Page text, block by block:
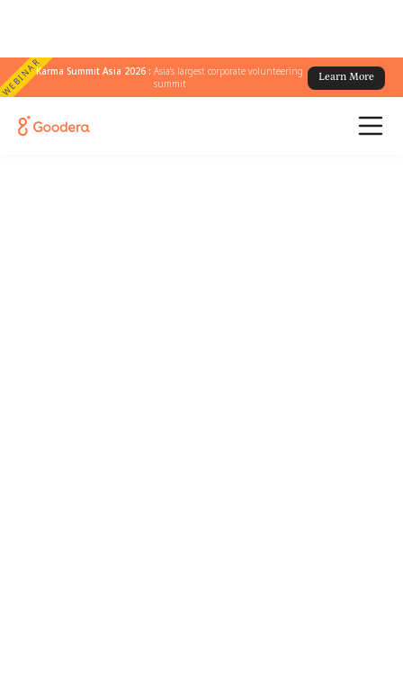
WEBINARKarma Summit Asia 2026 :Asia's largest corporate volunteering
summit
Learn More